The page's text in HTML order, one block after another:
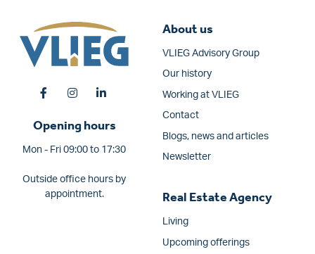
Opening hours
Mon - Fri 09:00 to 17:30
Outside office hours by
appointment.
About us
VLIEG Advisory Group
Our history
Working at VLIEG
Contact
Blogs, news and articles
Newsletter
Real Estate Agency
Living
Upcoming offerings